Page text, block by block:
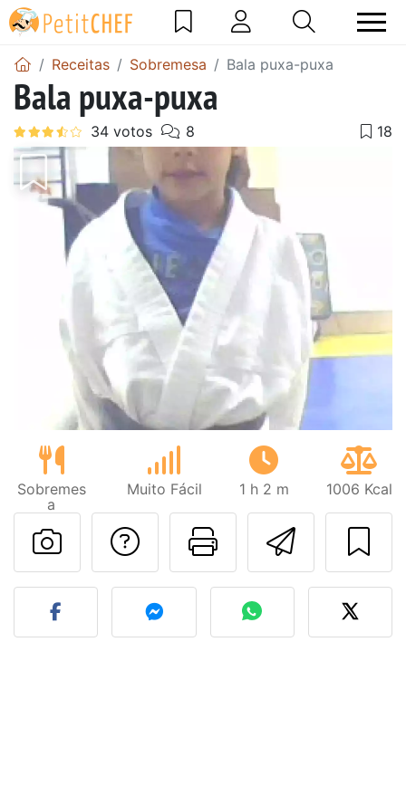
Receitas Sobremesa Bala puxa-puxa
Bala puxa-puxa
Sobremes
a
Muito Fácil 1 h 2 m 1006 Kcal
Imprima
Falar com o autor
Fez esta receita?